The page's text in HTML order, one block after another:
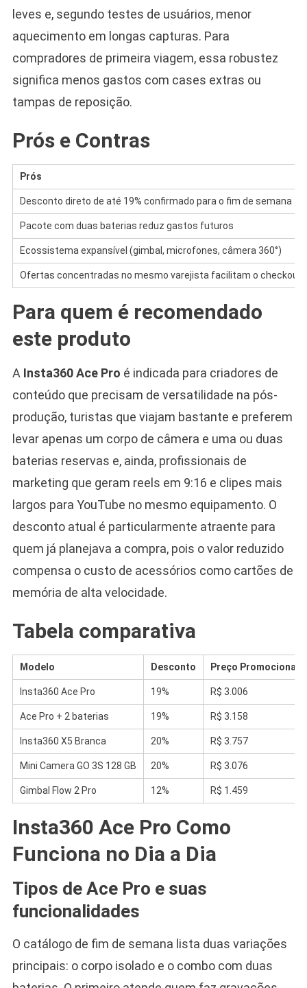
leves e, segundo testes de usuários, menor
aquecimento em longas capturas. Para
compradores de primeira viagem, essa robustez
significa menos gastos com cases extras ou
tampas de reposição.
Prós e Contras
Prós
Desconto direto de até 19% confirmado para o fim de semana
Pacote com duas baterias reduz gastos futuros
Ecossistema expansível (gimbal, microfones, câmera 360°)
Ofertas concentradas no mesmo varejista facilitam o checkout
Para quem é recomendado
este produto
A Insta360 Ace Pro é indicada para criadores de
conteúdo que precisam de versatilidade na pós-
produção, turistas que viajam bastante e preferem
levar apenas um corpo de câmera e uma ou duas
baterias reservas e, ainda, profissionais de
marketing que geram reels em 9:16 e clipes mais
largos para YouTube no mesmo equipamento. O
desconto atual é particularmente atraente para
quem já planejava a compra, pois o valor reduzido
compensa o custo de acessórios como cartões de
memória de alta velocidade.
Tabela comparativa
Modelo Desconto Preço Promocional
Insta360 Ace Pro 19% R$ 3.006
Ace Pro + 2 baterias 19% R$ 3.158
Insta360 X5 Branca 20% R$ 3.757
Mini Camera GO 3S 128 GB 20% R$ 3.076
Gimbal Flow 2 Pro 12% R$ 1.459
Insta360 Ace Pro Como
Funciona no Dia a Dia
Tipos de Ace Pro e suas
funcionalidades
O catálogo de fim de semana lista duas variações
principais: o corpo isolado e o combo com duas